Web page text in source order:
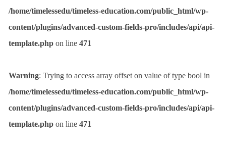
/home/timelessedu/timeless-education.com/public_html/wp-
content/plugins/advanced-custom-fields-pro/includes/api/api-
template.phpon line 471
Warning: Trying to access array offset on value of type bool in
/home/timelessedu/timeless-education.com/public_html/wp-
content/plugins/advanced-custom-fields-pro/includes/api/api-
template.phpon line 471